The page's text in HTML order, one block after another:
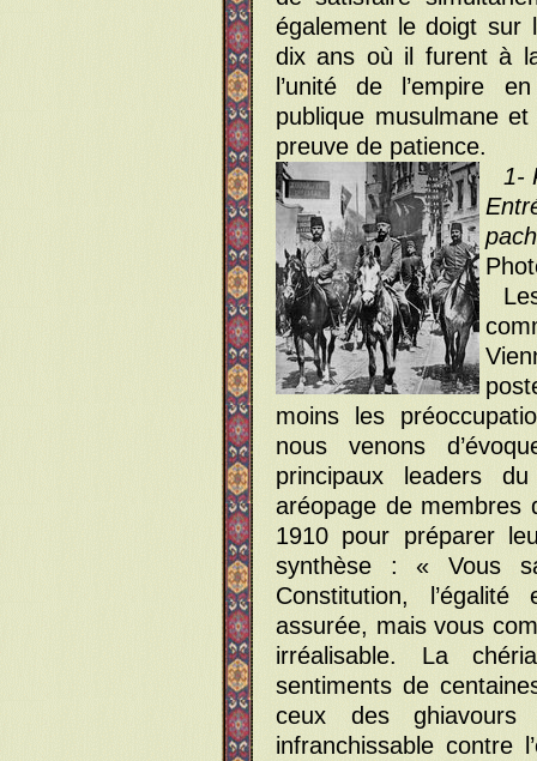
également le doigt sur
dix ans où il furent à
l’unité de l’empire
publique musulmane
preuve de patience.
1-
moins les
nous venons
principaux leaders
aréopage de membres
1910 pour préparer
synthèse : « Vous
Constitution,
assurée, mais vous
irréalisable. La
sentiments de
ceux des ghiavours
infranchissable contre